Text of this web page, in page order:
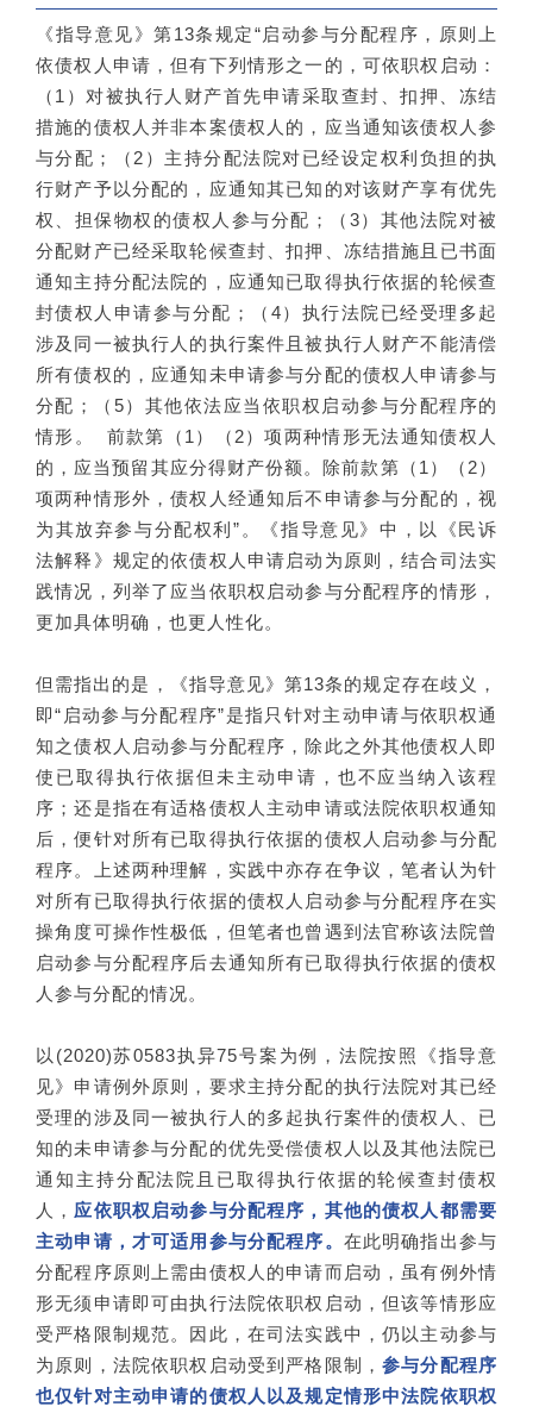
《指导意见》第13条规定“启动参与分配程序，原则上
依债权人申请，但有下列情形之一的，可依职权启动：
（1）对被执行人财产首先申请采取查封、扣押、冻结
措施的债权人并非本案债权人的，应当通知该债权人参
与分配；（2）主持分配法院对已经设定权利负担的执
行财产予以分配的，应通知其已知的对该财产享有优先
权、担保物权的债权人参与分配；（3）其他法院对被
分配财产已经采取轮候查封、扣押、冻结措施且已书面
通知主持分配法院的，应通知已取得执行依据的轮候查
封债权人申请参与分配；（4）执行法院已经受理多起
涉及同一被执行人的执行案件且被执行人财产不能清偿
所有债权的，应通知未申请参与分配的债权人申请参与
分配；（5）其他依法应当依职权启动参与分配程序的
情形。 前款第（1）（2）项两种情形无法通知债权人
的，应当预留其应分得财产份额。除前款第（1）（2）
项两种情形外，债权人经通知后不申请参与分配的，视
为其放弃参与分配权利”。《指导意见》中，以《民诉
法解释》规定的依债权人申请启动为原则，结合司法实
践情况，列举了应当依职权启动参与分配程序的情形，
更加具体明确，也更人性化。
但需指出的是，《指导意见》第13条的规定存在歧义，
即“启动参与分配程序”是指只针对主动申请与依职权通
知之债权人启动参与分配程序，除此之外其他债权人即
使已取得执行依据但未主动申请，也不应当纳入该程
序；还是指在有适格债权人主动申请或法院依职权通知
后，便针对所有已取得执行依据的债权人启动参与分配
程序。上述两种理解，实践中亦存在争议，笔者认为针
对所有已取得执行依据的债权人启动参与分配程序在实
操角度可操作性极低，但笔者也曾遇到法官称该法院曾
启动参与分配程序后去通知所有已取得执行依据的债权
人参与分配的情况。
以(2020)苏0583执异75号案为例，法院按照《指导意
见》申请例外原则，要求主持分配的执行法院对其已经
受理的涉及同一被执行人的多起执行案件的债权人、已
知的未申请参与分配的优先受偿债权人以及其他法院已
通知主持分配法院且已取得执行依据的轮候查封债权
人， 应依职权启动参与分配程序，其他的债权人都需要
主动申请，才可适用参与分配程序。 在此明确指出参与
分配程序原则上需由债权人的申请而启动，虽有例外情
形无须申请即可由执行法院依职权启动，但该等情形应
受严格限制规范。因此，在司法实践中，仍以主动参与
为原则，法院依职权启动受到严格限制，参与分配程序
也仅针对主动申请的债权人以及规定情形中法院依职权